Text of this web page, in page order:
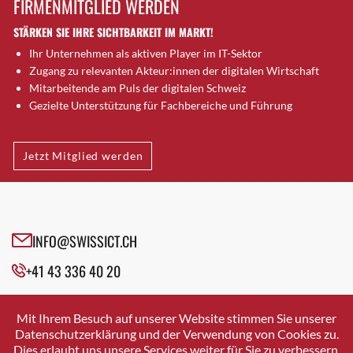
Brugg AG
Brütten
Bubendorf
Bubikon
Buchs (SG)
Bäretswil
Bülach
Cazis
Crissier
Davos Platz
Dierikon
Dietikon
FIRMENMITGLIED WERDEN
STÄRKEN SIE IHRE SICHTBARKEIT IM MARKT!
Ihr Unternehmen als aktiven Player im IT-Sektor
Zugang zu relevanten Akteur:innen der digitalen Wirtschaft
Mitarbeitende am Puls der digitalen Schweiz
Gezielte Unterstützung für Fachbereiche und Führung
Jetzt Mitglied werden
INFO@SWISSICT.CH
+41 43 336 40 20
SWISSICT
VULKANSTRASSE 120
8048 ZURICH
Mit Ihrem Besuch auf unserer Website stimmen Sie unserer
Datenschutzerklärung und der Verwendung von Cookies zu.
Dies erlaubt uns unsere Services weiter für Sie zu verbessern.